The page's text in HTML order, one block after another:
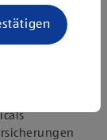
frischem Obst